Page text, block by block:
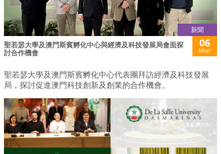
新聞
聖若瑟大學及澳門斯賓孵化中心與經濟及科技發展局會面探
討合作機會
06
Mar
聖若瑟大學及澳門斯賓孵化中心代表團拜訪經濟及科技發展
局，探討促進澳門科技創新及創業的合作機會。